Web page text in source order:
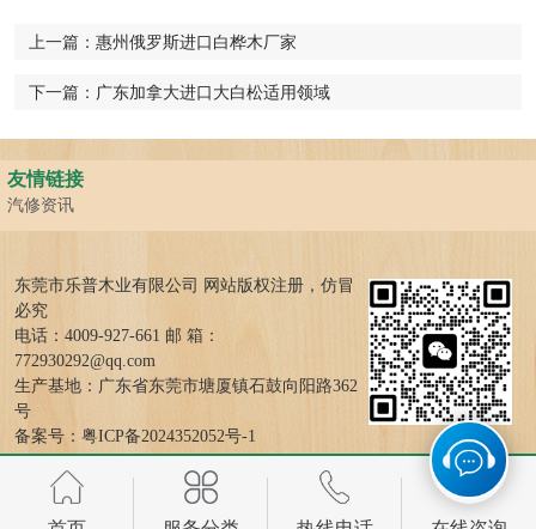
上一篇： 惠州俄罗斯进口白桦木厂家
下一篇： 广东加拿大进口大白松适用领域
友情链接
汽修资讯
东莞市乐普木业有限公司 网站版权注册，仿冒
必究
电话：4009-927-661 邮 箱：
772930292@qq.com
生产基地：广东省东莞市塘厦镇石鼓向阳路362
号
备案号： 粤ICP备2024352052号-1